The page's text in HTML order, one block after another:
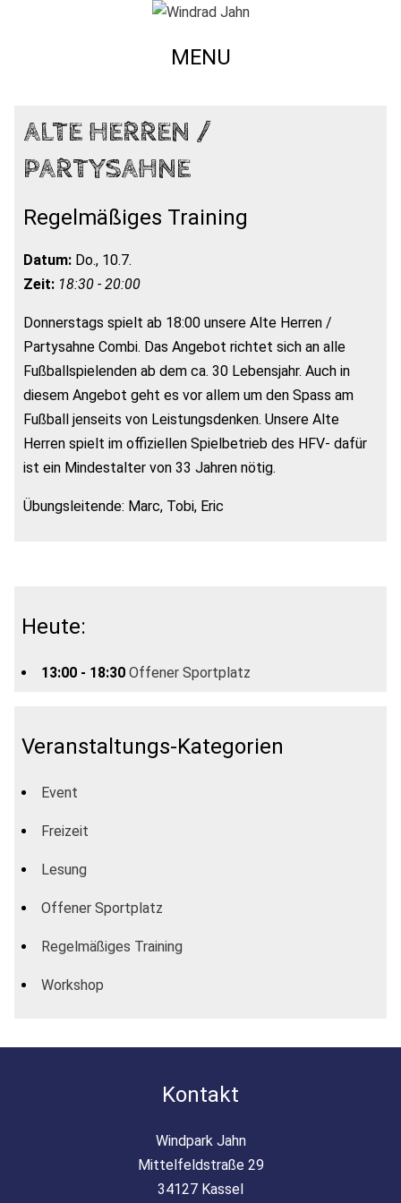
MENU
ALTE HERREN /
PARTYSAHNE
Regelmäßiges Training
Datum: Do., 10.7.
Zeit: 18:30 - 20:00
Donnerstags spielt ab 18:00 unsere Alte Herren /
Partysahne Combi. Das Angebot richtet sich an alle
Fußballspielenden ab dem ca. 30 Lebensjahr. Auch in
diesem Angebot geht es vor allem um den Spass am
Fußball jenseits von Leistungsdenken. Unsere Alte
Herren spielt im offiziellen Spielbetrieb des HFV- dafür
ist ein Mindestalter von 33 Jahren nötig.
Übungsleitende: Marc, Tobi, Eric
Heute:
13:00 - 18:30 Offener Sportplatz
Veranstaltungs-Kategorien
Event
Freizeit
Lesung
Offener Sportplatz
Regelmäßiges Training
Workshop
Kontakt
Windpark Jahn
Mittelfeldstraße 29
34127 Kassel